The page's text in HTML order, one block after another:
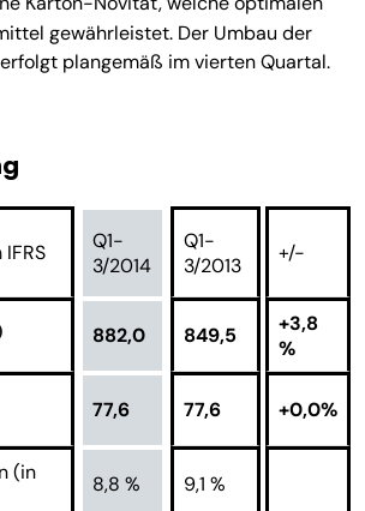
gewährleistet. Der Umbau der
plangemäß im vierten Quartal.
IFRS
Q1-
3/2014
Q1-
3/2013
+/-
882,0 849,5
+3,8
%
77,6 77,6 +0,0%
(in
8,8 % 9,1 %